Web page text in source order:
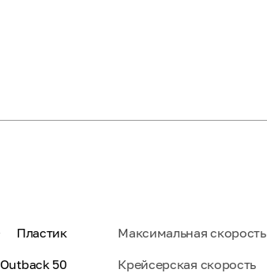
Пластик
Outback 50
Максимальная скорость
Крейсерская скорость